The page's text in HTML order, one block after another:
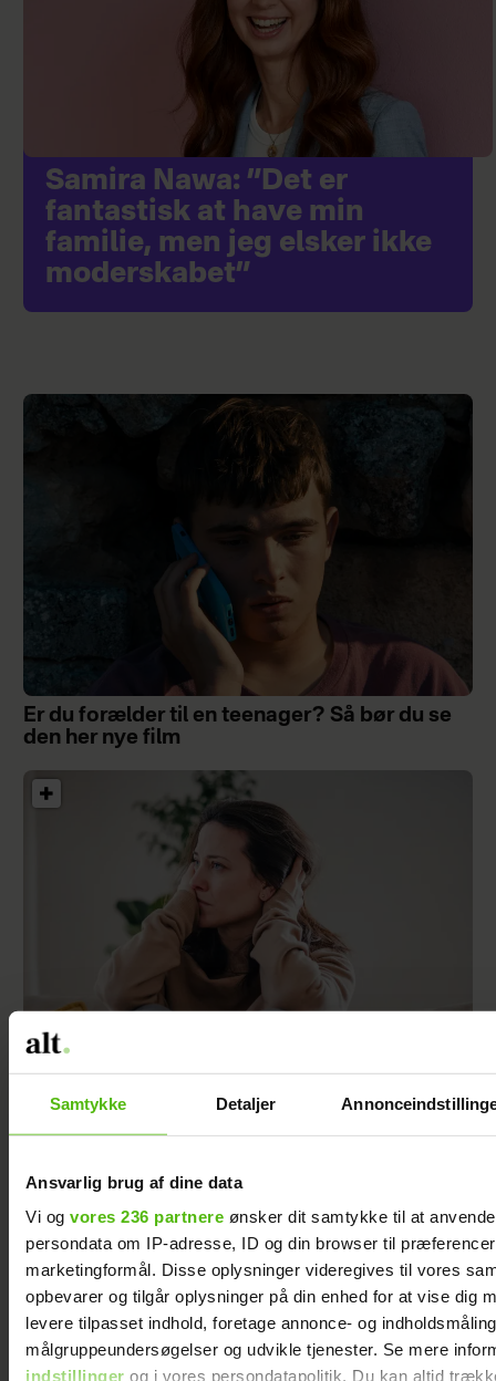
Samtykke Detaljer
Ansvarlig brug af dine data
Vi og vores 236 partnere ønsker dit samtykke til at
persondata om IP-adresse, ID og din browser til
marketingformål. Disse oplysninger videregives til vores
opbevarer og tilgår oplysninger på din enhed for at vise dig
levere tilpasset indhold, foretage annonce- og
målgruppeundersøgelser og udvikle tjenester. Se mere
indstillinger og i vores persondatapolitik. Du kan altid
Samira Nawa: ”Det er
fantastisk at have min
familie, men jeg elsker ikke
moderskabet”
Er du forælder til en teenager? Så bør du se
den her nye film
en dag gik forbi hans hus, fik jeg et chok